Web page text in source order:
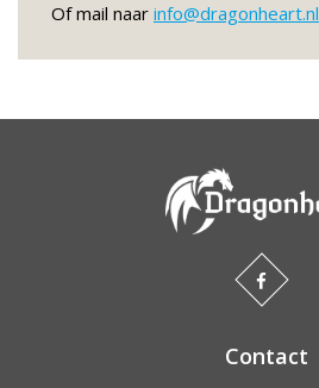
Of mail naar info@dragonheart.nl
Contact